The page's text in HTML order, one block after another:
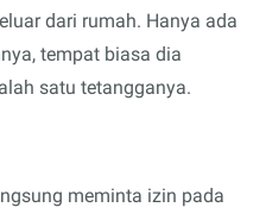
dari rumah. Hanya ada
tempat biasa dia
satu tetangganya.
meminta izin pada